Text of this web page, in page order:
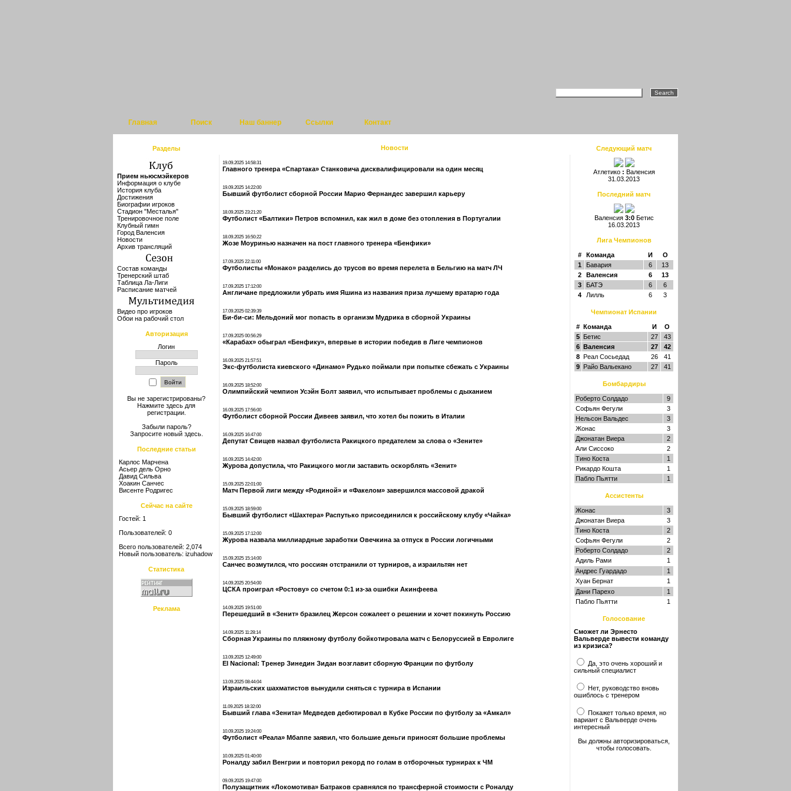
Главная Поиск Наш баннер Ссылки Контакт
Разделы
Прием ньюсмэйкеров
Информация о клубе
История клуба
Достижения
Биографии игроков
Стадион "Месталья"
Тренировочное поле
Клубный гимн
Город Валенсия
Новости
Архив трансляций
Состав команды
Тренерский штаб
Таблица Ла-Лиги
Расписание матчей
Видео про игроков
Обои на рабочий стол
Авторизация
Логин
Пароль
Вы не зарегистрированы?
Нажмите здесь для
регистрации.
Забыли пароль?
Запросите новый здесь.
Последние статьи
Карлос Марчена
Асьер дель Орно
Давид Сильва
Хоакин Санчес
Висенте Родригес
Сейчас на сайте
Гостей: 1
Пользователей: 0
Всего пользователей: 2,074
Новый пользователь: izuhadow
Статистика
Реклама
Новости
19.09.2025 14:58:31
Главного тренера «Спартака» Станковича дисквалифицировали на один месяц
19.09.2025 14:22:00
Бывший футболист сборной России Марио Фернандес завершил карьеру
18.09.2025 23:21:20
Футболист «Балтики» Петров вспомнил, как жил в доме без отопления в Португалии
18.09.2025 16:50:22
Жозе Моуринью назначен на пост главного тренера «Бенфики»
17.09.2025 22:11:00
Футболисты «Монако» разделись до трусов во время перелета в Бельгию на матч ЛЧ
17.09.2025 17:12:00
Англичане предложили убрать имя Яшина из названия приза лучшему вратарю года
17.09.2025 02:39:39
Би-би-си: Мельдоний мог попасть в организм Мудрика в сборной Украины
17.09.2025 00:56:29
«Карабах» обыграл «Бенфику», впервые в истории победив в Лиге чемпионов
16.09.2025 21:57:51
Экс-футболиста киевского «Динамо» Рудько поймали при попытке сбежать с Украины
16.09.2025 18:52:00
Олимпийский чемпион Усэйн Болт заявил, что испытывает проблемы с дыханием
16.09.2025 17:56:00
Футболист сборной России Дивеев заявил, что хотел бы пожить в Италии
16.09.2025 16:47:00
Депутат Свищев назвал футболиста Ракицкого предателем за слова о «Зените»
16.09.2025 14:42:00
Журова допустила, что Ракицкого могли заставить оскорблять «Зенит»
15.09.2025 22:01:00
Матч Первой лиги между «Родиной» и «Факелом» завершился массовой дракой
15.09.2025 18:59:00
Бывший футболист «Шахтера» Распутько присоединился к российскому клубу «Чайка»
15.09.2025 17:12:00
Журова назвала миллиардные заработки Овечкина за отпуск в России логичными
15.09.2025 15:14:00
Санчес возмутился, что россиян отстранили от турниров, а израильтян нет
14.09.2025 20:54:00
ЦСКА проиграл «Ростову» со счетом 0:1 из-за ошибки Акинфеева
14.09.2025 19:51:00
Перешедший в «Зенит» бразилец Жерсон сожалеет о решении и хочет покинуть Россию
14.09.2025 11:28:14
Сборная Украины по пляжному футболу бойкотировала матч с Белоруссией в Евролиге
13.09.2025 12:49:00
El Nacional: Тренер Зинедин Зидан возглавит сборную Франции по футболу
13.09.2025 08:44:04
Израильских шахматистов вынудили сняться с турнира в Испании
11.09.2025 18:32:00
Бывший глава «Зенита» Медведев дебютировал в Кубке России по футболу за «Амкал»
10.09.2025 19:24:00
Футболист «Реала» Мбаппе заявил, что большие деньги приносят большие проблемы
10.09.2025 01:40:00
Роналду забил Венгрии и повторил рекорд по голам в отборочных турнирах к ЧМ
09.09.2025 19:47:00
Полузащитник «Локомотива» Батраков сравнялся по трансферной стоимости с Роналду
Следующий матч
Атлетико: Валенсия
31.03.2013
Последний матч
Валенсия3:0 Бетис
16.03.2013
Лига Чемпионов
# Команда И
О
1
Бавария 6
13
2
Валенсия 6
13
3
БАТЭ 6
6
4
Лилль 6 3
Чемпионат Испании
# Команда И
О
5 Бетис 27
43
6 Валенсия 27
42
8 Реал Сосьедад 26
41
9 Райо Вальекано 27 41
Бомбардиры
Роберто Солдадо
9
Софьян Фегули
3
Нельсон Вальдес
3
Жонас
3
Джонатан Виера
2
Али Сиссоко
2
Тино Коста
1
Рикардо Кошта
1
Пабло Пьятти
1
Ассистенты
Жонас
3
Джонатан Виера
3
Тино Коста
2
Софьян Фегули
2
Роберто Солдадо
2
Адиль Рами
1
Андрес Гуардадо
1
Хуан Бернат
1
Дани Парехо
1
Пабло Пьятти
1
Голосование
Сможет ли Эрнесто
Вальверде вывести команду
из кризиса?
Да, это очень хороший и
сильный специалист
Нет, руководство вновь
ошиблось с тренером
Покажет только время, но
вариант с Вальверде очень
интересный
Вы должны авторизироваться,
чтобы голосовать.